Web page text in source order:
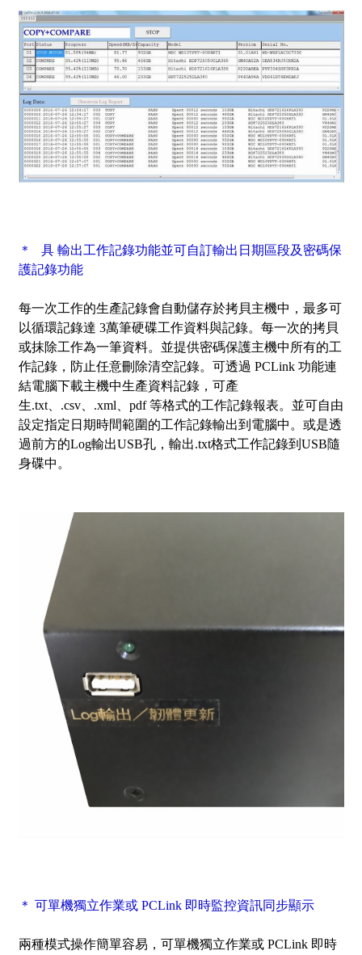
＊ 具 輸出工作記錄功能並可自訂輸出日期區段及密碼保
護記錄功能
每一次工作的生產記錄會自動儲存於拷貝主機中，最多可
以循環記錄達 3萬筆硬碟工作資料與記錄。每一次的拷貝
或抹除工作為一筆資料。並提供密碼保護主機中所有的工
作記錄，防止任意刪除清空記錄。可透過 PCLink 功能連
結電腦下載主機中生產資料記錄，可產
生.txt、.csv、.xml、pdf 等格式的工作記錄報表。並可自由
設定指定日期時間範圍的工作記錄輸出到電腦中。或是透
過前方的Log輸出USB孔，輸出.txt格式工作記錄到USB隨
身碟中。
＊ 可單機獨立作業或 PCLink 即時監控資訊同步顯示
兩種模式操作簡單容易，可單機獨立作業或 PCLink 即時